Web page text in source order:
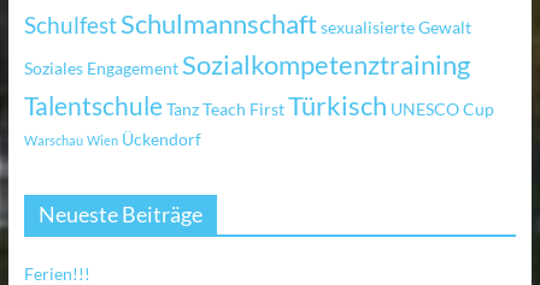
SchulfestSchulmannschaftsexualisierte Gewalt
Soziales Engagement Sozialkompetenztraining
TalentschuleTanzTeach FirstTürkisch UNESCO Cup
Warschau Wien Ückendorf
Neueste Beiträge
Ferien!!!